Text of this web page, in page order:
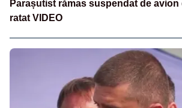
Parașutist rămas suspendat de
ratat VIDEO